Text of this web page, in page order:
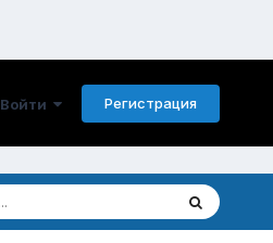
Войти Регистрация